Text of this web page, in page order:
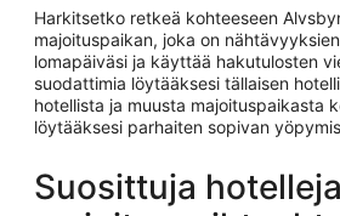
Harkitsetko retkeä kohteeseen
majoituspaikan, joka on
lomapäiväsi ja käyttää hakutulosten
suodattimia löytääksesi tällaisen
hotellista ja muusta majoituspaikasta
löytääksesi parhaiten sopivan
Suosittuja